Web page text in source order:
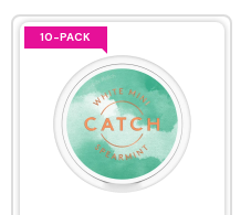
10-PACK